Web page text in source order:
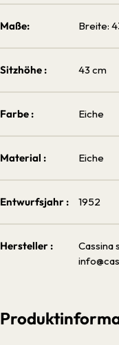
Maße: Breite:
Sitzhöhe : 43 cm
Farbe : Eiche
Material : Eiche
Entwurfsjahr : 1952
Hersteller :
Cassina